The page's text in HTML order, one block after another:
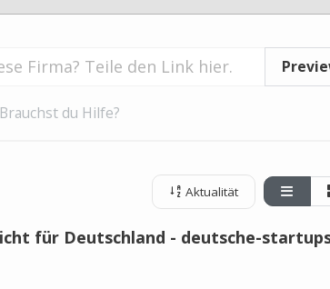
Brauchst du Hilfe?
Aktualität